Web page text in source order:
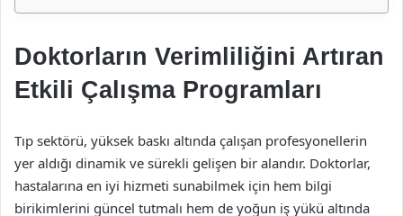
Doktorların Verimliliğini Artıran
Etkili Çalışma Programları
Tıp sektörü, yüksek baskı altında çalışan profesyonellerin
yer aldığı dinamik ve sürekli gelişen bir alandır. Doktorlar,
hastalarına en iyi hizmeti sunabilmek için hem bilgi
birikimlerini güncel tutmalı hem de yoğun iş yükü altında